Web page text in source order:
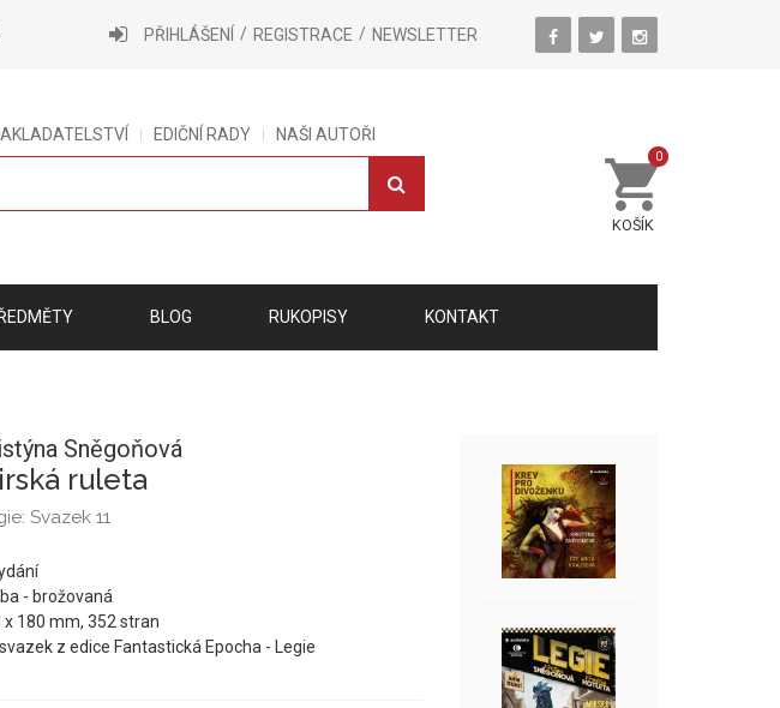
PŘIHLÁŠENÍ REGISTRACE NEWSLETTER
EDIČNÍ RADY NAŠI AUTOŘI
KOŠÍK
0
BLOG RUKOPISY KONTAKT
Sněgoňová
ruleta
Svazek 11
- brožovaná
x 180 mm, 352 stran
z edice Fantastická Epocha - Legie